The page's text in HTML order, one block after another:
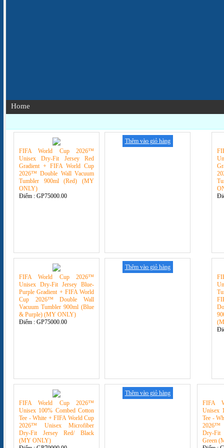
Home
FIFA World Cup 2026™
Unisex Dry-Fit Jersey Red
Gradient + FIFA World Cup
2026™ Double Wall Vacuum
Tumbler 900ml (Red) (MY
ONLY)
Điểm : GP75000.00
Thêm vào giỏ hàng
FIFA World Cup 2026™
Unisex Dry-Fit Jersey Blue-
Purple Gradient + FIFA World
Cup 2026™ Double Wall
Vacuum Tumbler 900ml (Blue
& Purple) (MY ONLY)
Điểm : GP75000.00
Thêm vào giỏ hàng
FIFA World Cup 2026™
Unisex 100% Combed Cotton
Tee - White + FIFA World Cup
2026™ Unisex Microfiber
Dry-Fit Jersey Red/ Black
(MY ONLY)
Thêm vào giỏ hàng
FIFA
Unisex
Tee -
2026™
Dry-Fit
Green